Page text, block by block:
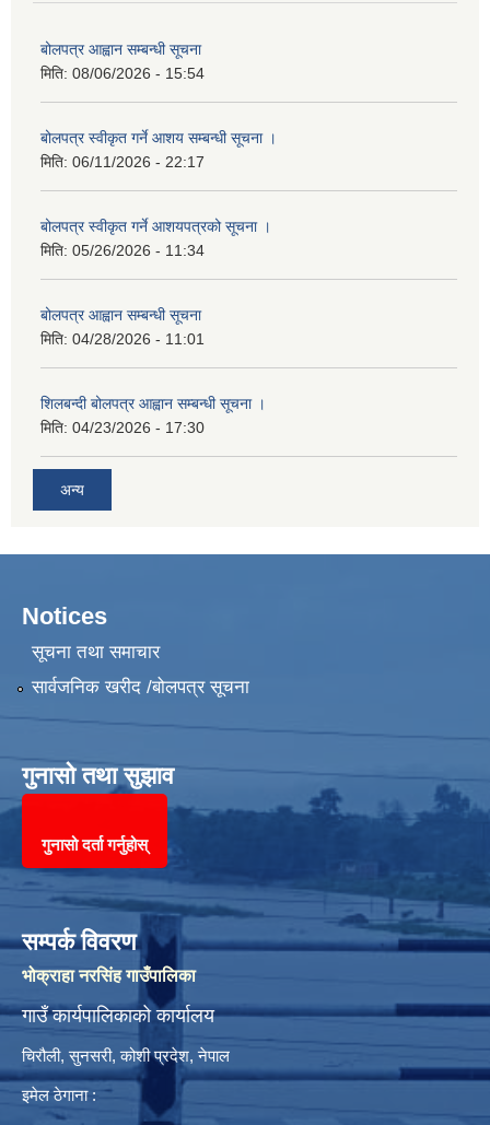
बोलपत्र आह्वान सम्बन्धी सूचना
मिति: 08/06/2026 - 15:54
बोलपत्र स्वीकृत गर्ने आशय सम्बन्धी सूचना ।
मिति: 06/11/2026 - 22:17
बोलपत्र स्वीकृत गर्ने आशयपत्रको सूचना ।
मिति: 05/26/2026 - 11:34
बोलपत्र आह्वान सम्बन्धी सूचना
मिति: 04/28/2026 - 11:01
शिलबन्दी बोलपत्र आह्वान सम्बन्धी सूचना ।
मिति: 04/23/2026 - 17:30
अन्य
Notices
सूचना तथा समाचार
सार्वजनिक खरीद /बोलपत्र सूचना
गुनासो तथा सुझाव
गुनासो दर्ता गर्नुहोस्
सम्पर्क विवरण
भोक्राहा नरसिंह गाउँपालिका
गाउँ कार्यपालिकाको कार्यालय
चिरौली, सुनसरी, कोशी प्रदेश, नेपाल
इमेल ठेगाना :